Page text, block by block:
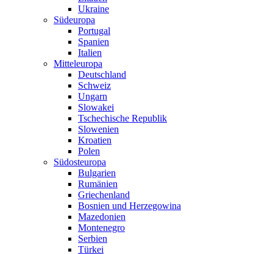
Ukraine
Südeuropa
Portugal
Spanien
Italien
Mitteleuropa
Deutschland
Schweiz
Ungarn
Slowakei
Tschechische Republik
Slowenien
Kroatien
Polen
Südosteuropa
Bulgarien
Rumänien
Griechenland
Bosnien und Herzegowina
Mazedonien
Montenegro
Serbien
Türkei